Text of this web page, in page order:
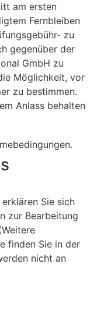
am ersten
Fernbleiben
zu
gegenüber der
GmbH zu
Möglichkeit, vor
zu bestimmen.
Anlass behalten
Sie sich
zur Bearbeitung
finden Sie in der
nicht an